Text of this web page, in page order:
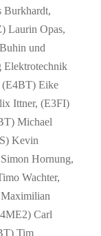
Burkhardt,
Laurin Opas,
und
Elektrotechnik
(E4BT) Eike
Ittner, (E3FI)
Michael
Kevin
Hornung,
Wachter,
Carl
Tim